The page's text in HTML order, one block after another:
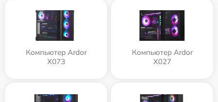
Компьютер Ardor
X073
Компьютер Ardor
X027